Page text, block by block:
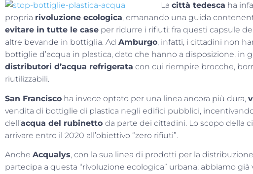
La città tedesca ha
propria rivoluzione ecologica, emanando una guida
evitare in tutte le case per ridurre i rifiuti: fra questi capsule
altre bevande in bottiglia. Ad Amburgo, infatti, i cittadini non
bottiglie d’acqua in plastica, dato che hanno a disposizione, in
distributori d’acqua refrigerata con cui riempire brocche,
riutilizzabili.
San Francisco ha invece optato per una linea ancora più dura,
vendita di bottiglie di plastica negli edifici pubblici,
dell’acqua del rubinetto da parte dei cittadini. Lo scopo della
arrivare entro il 2020 all’obiettivo “zero rifiuti”.
Anche Acqualys, con la sua linea di prodotti per la
partecipa a questa “rivoluzione ecologica” urbana; abbiamo già